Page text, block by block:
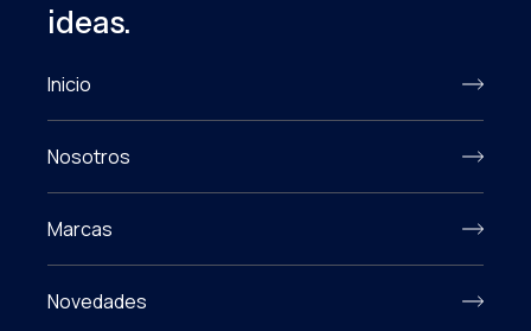
ideas.
Inicio
Nosotros
Marcas
Novedades